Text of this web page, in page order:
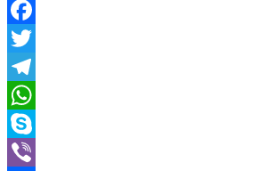
Odnoklassniki
Facebook
Twitter
Telegram
WhatsApp
Skype